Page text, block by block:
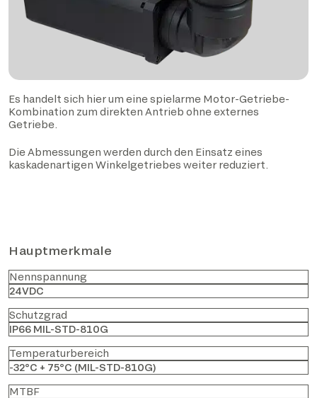
Es handelt sich hier um eine spielarme Motor-Getriebe-
Kombination zum direkten Antrieb ohne externes
Getriebe.
Die Abmessungen werden durch den Einsatz eines
kaskadenartigen Winkelgetriebes weiter reduziert.
Hauptmerkmale
Nennspannung
24VDC
Schutzgrad
IP66 MIL-STD-810G
Temperaturbereich
-32°C + 75°C (MIL-STD-810G)
MTBF